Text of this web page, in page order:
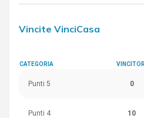
Vincite VinciCasa
CATEGORIA VINCITORI
Punti 5 0
Punti 4 10